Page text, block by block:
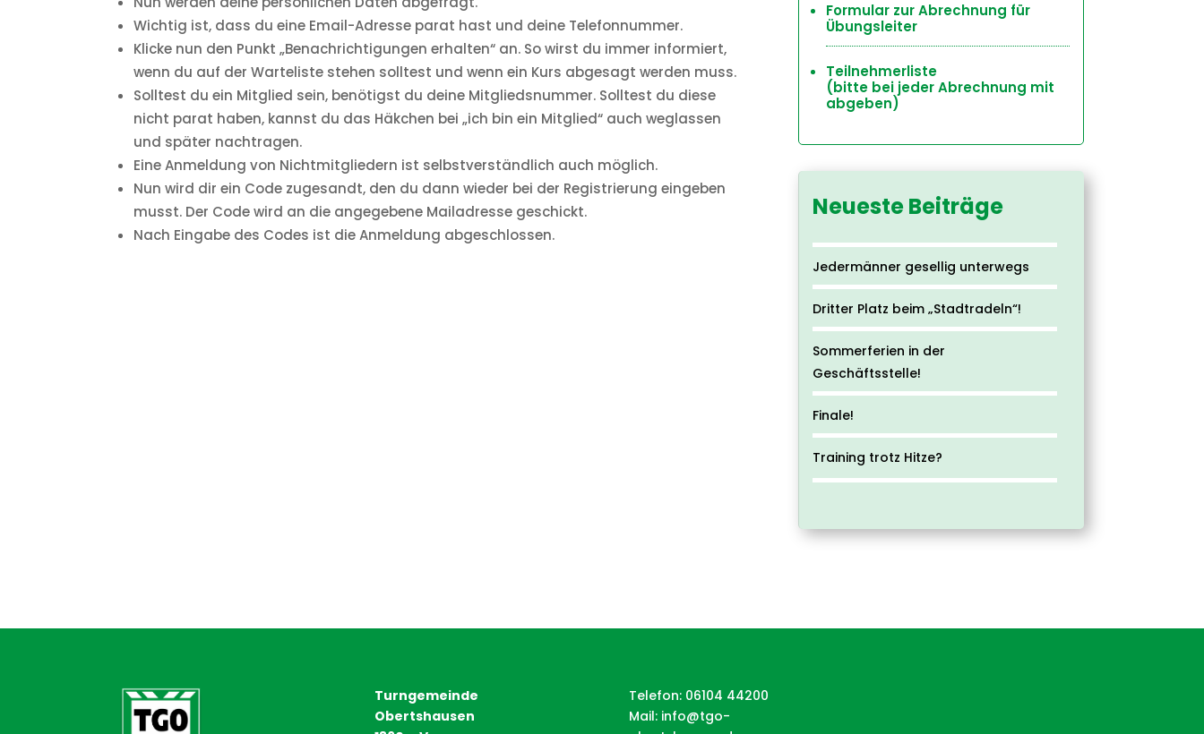
Wichtig ist, dass du eine Email-Adresse parat hast und deine Telefonnummer.
Klicke nun den Punkt „Benachrichtigungen erhalten“ an. So wirst du immer informiert,
wenn du auf der Warteliste stehen solltest und wenn ein Kurs abgesagt werden muss.
Solltest du ein Mitglied sein, benötigst du deine Mitgliedsnummer. Solltest du diese
nicht parat haben, kannst du das Häkchen bei „ich bin ein Mitglied“ auch weglassen
und später nachtragen.
Eine Anmeldung von Nichtmitgliedern ist selbstverständlich auch möglich.
Nun wird dir ein Code zugesandt, den du dann wieder bei der Registrierung eingeben
musst. Der Code wird an die angegebene Mailadresse geschickt.
Nach Eingabe des Codes ist die Anmeldung abgeschlossen.
Formular zur Abrechnung für
Übungsleiter
Teilnehmerliste
(bitte bei jeder Abrechnung mit
abgeben)
Neueste Beiträge
Jedermänner gesellig unterwegs
Dritter Platz beim „Stadtradeln“!
Sommerferien in der
Geschäftsstelle!
Finale!
Training trotz Hitze?
Turngemeinde
Obertshausen
Telefon: 06104 44200
Mail: info@tgo-